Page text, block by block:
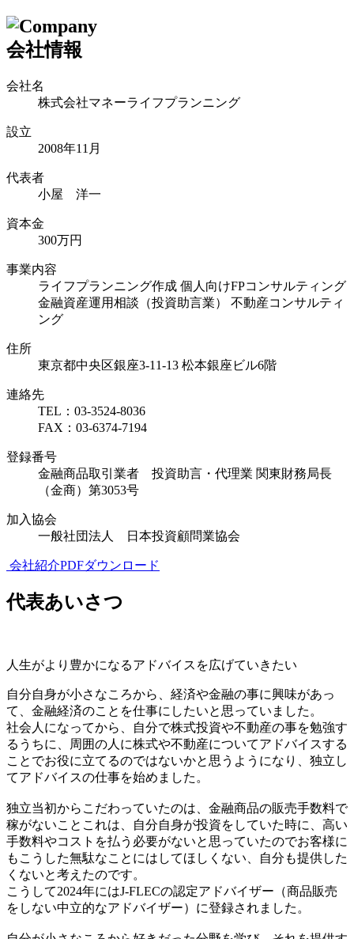
会社情報
会社名
株式会社マネーライフプランニング
設立
2008年11月
代表者
小屋 洋一
資本金
300万円
事業内容
ライフプランニング作成 個人向けFPコンサルティング
金融資産運用相談（投資助言業） 不動産コンサルティ
ング
住所
東京都中央区銀座3-11-13 松本銀座ビル6階
連絡先
TEL：03-3524-8036
FAX：03-6374-7194
登録番号
金融商品取引業者 投資助言・代理業 関東財務局長
（金商）第3053号
加入協会
一般社団法人 日本投資顧問業協会
会社紹介PDFダウンロード
代表あいさつ
人生がより豊かになるアドバイスを広げていきたい
自分自身が小さなころから、経済や金融の事に興味があっ
て、金融経済のことを仕事にしたいと思っていました。
社会人になってから、自分で株式投資や不動産の事を勉強す
るうちに、周囲の人に株式や不動産についてアドバイスする
ことでお役に立てるのではないかと思うようになり、独立し
てアドバイスの仕事を始めました。
独立当初からこだわっていたのは、金融商品の販売手数料で
稼がないことこれは、自分自身が投資をしていた時に、高い
手数料やコストを払う必要がないと思っていたのでお客様に
もこうした無駄なことにはしてほしくない、自分も提供した
くないと考えたのです。
こうして2024年にはJ-FLECの認定アドバイザー（商品販売
をしない中立的なアドバイザー）に登録されました。